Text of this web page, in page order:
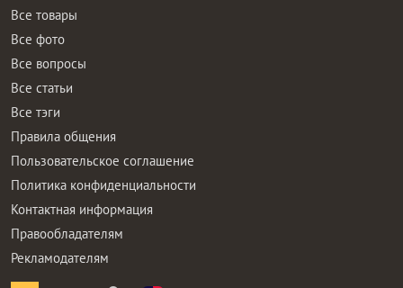
Все товары
Все фото
Все вопросы
Все статьи
Все тэги
Правила общения
Пользовательское соглашение
Политика конфиденциальности
Контактная информация
Правообладателям
Рекламодателям